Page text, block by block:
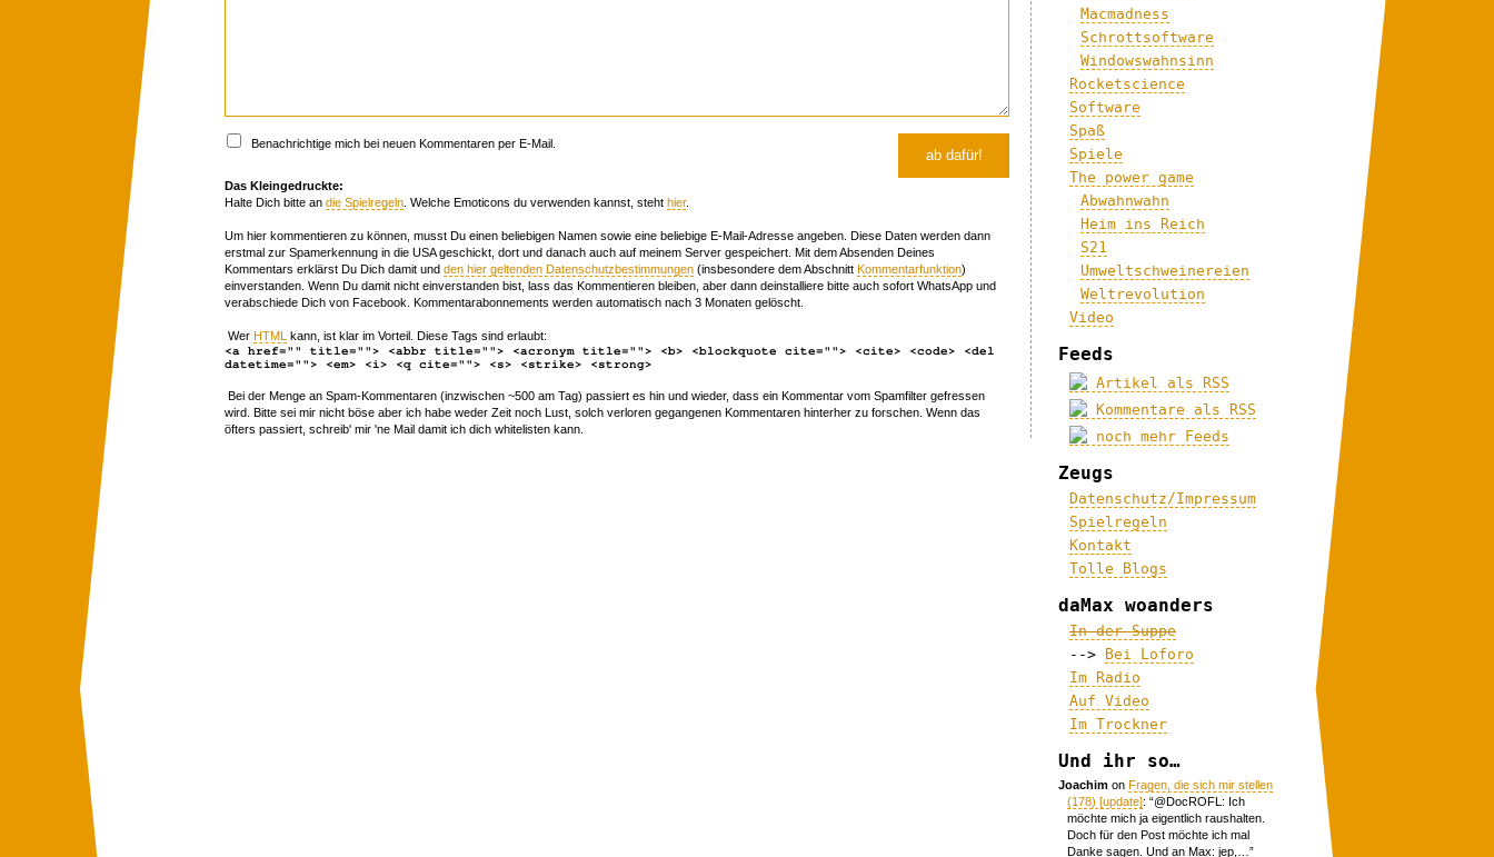
Benachrichtige mich bei neuen Kommentaren per E-Mail.
Das Kleingedruckte:
Halte Dich bitte an die Spielregeln . Welche Emoticons du verwenden kannst, steht hier.
Um hier kommentieren zu können, musst Du einen beliebigen Namen sowie eine beliebige E-Mail-Adresse angeben. Diese Daten werden dann
erstmal zur Spamerkennung in die USA geschickt, dort und danach auch auf meinem Server gespeichert. Mit dem Absenden Deines
Kommentars erklärst Du Dich damit und den hier geltenden Datenschutzbestimmungen (insbesondere dem Abschnitt Kommentarfunktion)
einverstanden. Wenn Du damit nicht einverstanden bist, lass das Kommentieren bleiben, aber dann deinstalliere bitte auch sofort WhatsApp und
verabschiede Dich von Facebook. Kommentarabonnements werden automatisch nach 3 Monaten gelöscht.
Wer HTML kann, ist klar im Vorteil. Diese Tags sind erlaubt:
<a href="" title=""> <abbr title=""> <acronym title=""> <b> <blockquote cite=""> <cite> <code> <del
datetime=""> <em> <i> <q cite=""> <s> <strike> <strong>
Bei der Menge an Spam-Kommentaren (inzwischen ~500 am Tag) passiert es hin und wieder, dass ein Kommentar vom Spamfilter gefressen
wird. Bitte sei mir nicht böse aber ich habe weder Zeit noch Lust, solch verloren gegangenen Kommentaren hinterher zu forschen. Wenn das
öfters passiert, schreib' mir 'ne Mail damit ich dich whitelisten kann.
Macmadness
Schrottsoftware
Windowswahnsinn
Rocketscience
Software
Spaß
Spiele
The power game
Abwahnwahn
Heim ins Reich
S21
Umweltschweinereien
Weltrevolution
Video
Feeds
Artikel als RSS
Kommentare als RSS
noch mehr Feeds
Zeugs
Datenschutz/Impressum
Spielregeln
Kontakt
Tolle Blogs
daMax woanders
In der Suppe
-->
Bei Loforo
Im Radio
Auf Video
Im Trockner
Und ihr so…
Joachim onFragen, die sich mir stellen
(178) [update]: “@DocROFL: Ich
möchte mich ja eigentlich raushalten.
Doch für den Post möchte ich mal
Danke sagen. Und an Max: jep,… ”